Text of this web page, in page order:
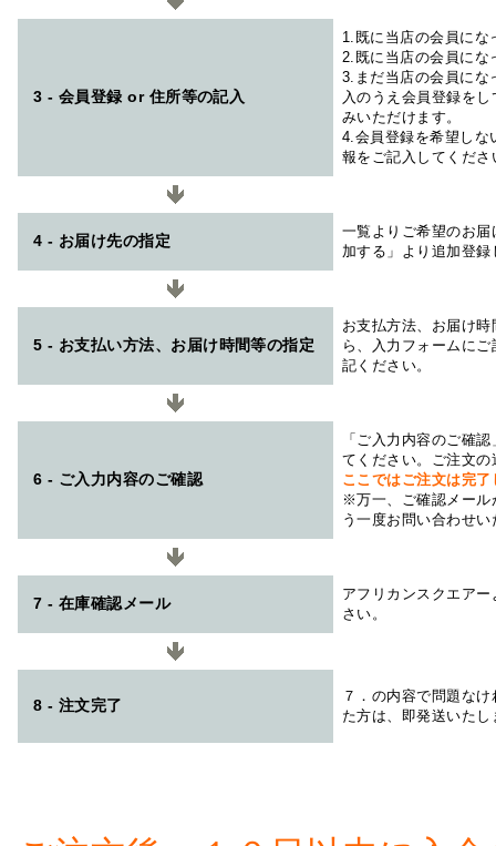
3 - 会員登録 or 住所等の記入
1.既に当店の会員にな
2.既に当店の会員にな
3.まだ当店の会員にな
入のうえ会員登録を
みいただけます。
4.会員登録を希望しな
報をご記入してくださ
4 - お届け先の指定
一覧よりご希望のお
加する」より追加登
5 - お支払い方法、お届け時間等の指定
お支払方法、お届け
ら、入力フォームに
記ください。
6 - ご入力内容のご確認
「ご入力内容のご確
てください。ご注文
ここではご注文は完
※万一、ご確認メール
う一度お問い合わせ
7 - 在庫確認メール
アフリカンスクエアー
さい。
8 - 注文完了
７．の内容で問題な
た方は、即発送いたし